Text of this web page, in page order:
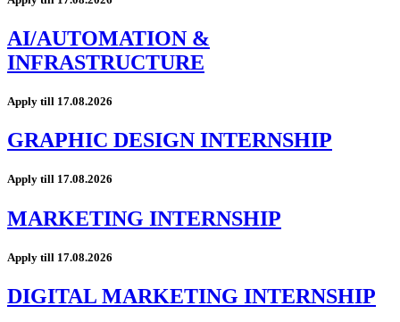
AI/AUTOMATION &
INFRASTRUCTURE
Apply till 17.08.2026
GRAPHIC DESIGN INTERNSHIP
Apply till 17.08.2026
MARKETING INTERNSHIP
Apply till 17.08.2026
DIGITAL MARKETING INTERNSHIP